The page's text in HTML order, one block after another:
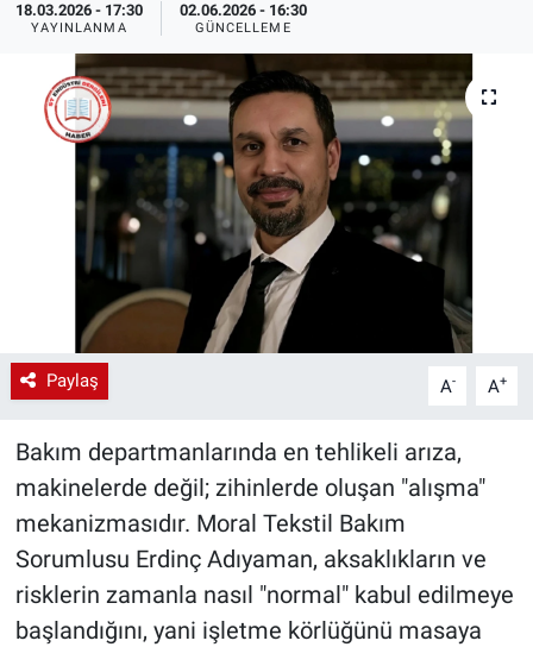
18.03.2026 - 17:30
YAYINLANMA
02.06.2026 - 16:30
GÜNCELLEME
Paylaş A- A+
Bakım departmanlarında en tehlikeli arıza,
makinelerde değil; zihinlerde oluşan "alışma"
mekanizmasıdır. Moral Tekstil Bakım
Sorumlusu Erdinç Adıyaman, aksaklıkların ve
risklerin zamanla nasıl "normal" kabul edilmeye
başlandığını, yani işletme körlüğünü masaya
Endüstri 4.0 Uygulamaları
Ağır Sanayi Çözümleri